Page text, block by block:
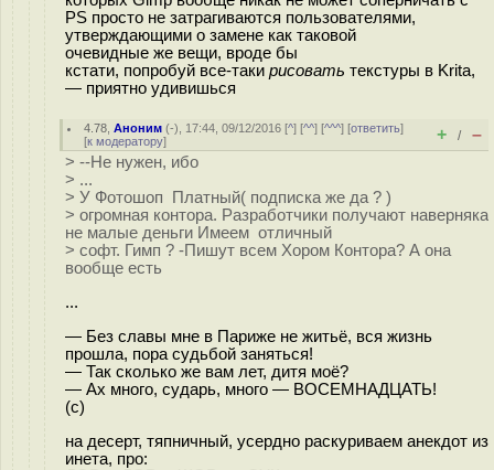
PS просто не затрагиваются пользователями,
утверждающими о замене как таковой
очевидные же вещи, вроде бы
кстати, попробуй все-таки рисовать текстуры в Krita,
— приятно удивишься
4.78 ,Аноним (-), 17:44, 09/12/2016 [^] [^^] [^^^] [ответить]
[к модератору] + / –
> --Не нужен, ибо
> ...
> У Фотошоп Платный( подписка же да ? )
> огромная контора. Разработчики получают наверняка
не малые деньги Имеем отличный
> софт. Гимп ? -Пишут всем Хором Контора? А она
вообще есть
...
— Без славы мне в Париже не житьё, вся жизнь
прошла, пора судьбой заняться!
— Так сколько же вам лет, дитя моё?
— Ах много, сударь, много — ВОСЕМНАДЦАТЬ!
(c)
на десерт, тяпничный, усердно раскуриваем анекдот из
инeтa, пpo: